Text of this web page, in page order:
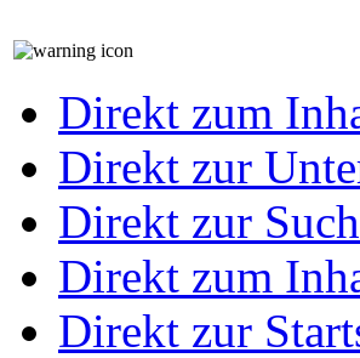
Direkt zum
Direkt zur
Direkt zur
Direkt zum
Direkt zur